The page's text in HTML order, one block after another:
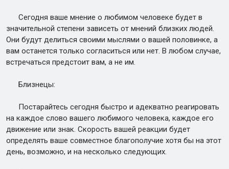
Сегодня ваше мнение о любимом человеке будет в
значительной степени зависеть от мнений близких людей.
Они будут делиться своими мыслями о вашей половинке, а
вам останется только согласиться или нет. В любом случае,
встречаться предстоит вам, а не им.
Близнецы:
Постарайтесь сегодня быстро и адекватно реагировать
на каждое слово вашего любимого человека, каждое его
движение или знак. Скорость вашей реакции будет
определять ваше совместное благополучие хотя бы на этот
день, возможно, и на несколько следующих.